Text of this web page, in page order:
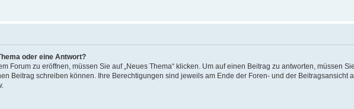
oder eine Antwort?
Forum zu eröffnen, müssen Sie auf „Neues Thema“ klicken. Um auf einen Beitrag zu antworten, müssen
Beitrag schreiben können. Ihre Berechtigungen sind jeweils am Ende der Foren- und der Beitragsansicht